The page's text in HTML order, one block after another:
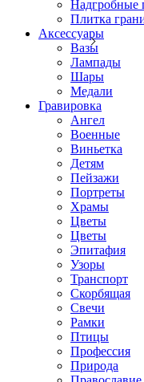
Надгробные
Плитка
Аксессуары
Вазы
Лампады
Шары
Медали
Гравировка
Ангел
Военные
Виньетка
Детям
Пейзажи
Портреты
Храмы
Цветы
Цветы
Эпитафия
Узоры
Транспорт
Скорбящая
Свечи
Рамки
Птицы
Профессия
Природа